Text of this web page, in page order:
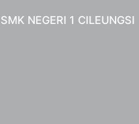
NEGERI 1 CILEUNGSI